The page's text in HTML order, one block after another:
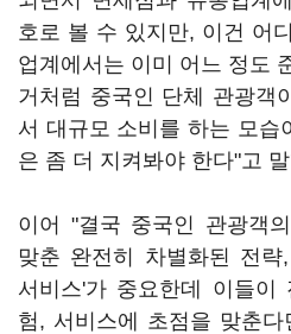
호로 볼 수 있지만, 이건 어
업계에서는 이미 어느 정도
거처럼 중국인 단체 관광객
서 대규모 소비를 하는 모습
은 좀 더 지켜봐야 한다"고
이어 "결국 중국인 관광객
맞춘 완전히 차별화된 전
서비스'가 중요한데 이들이
험, 서비스에 초점을 맞춘다